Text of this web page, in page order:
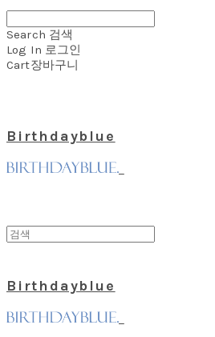
Search 검색
Log In 로그인
Cart장바구니
Birthdayblue
Birthdayblue